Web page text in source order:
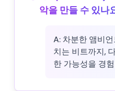
악을 만들 수 있나
A: 차분한 앰비
치는 비트까지,
한 가능성을 경